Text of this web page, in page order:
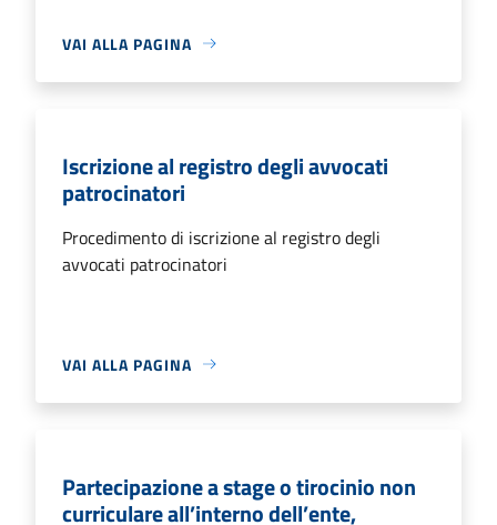
VAI ALLA PAGINA
Iscrizione al registro degli avvocati
patrocinatori
Procedimento di iscrizione al registro degli
avvocati patrocinatori
VAI ALLA PAGINA
Partecipazione a stage o tirocinio non
curriculare all’interno dell’ente,